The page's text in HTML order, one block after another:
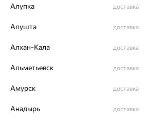
Цвет металла:
Проба:
Виды дизайна браслетов:
Европейский
Доставка и оплата
Гарантия и возврат
Алупка доставка
Алушта доставка
Алхан-Кала доставка
Альметьевск доставка
Амурск доставка
Анадырь доставка